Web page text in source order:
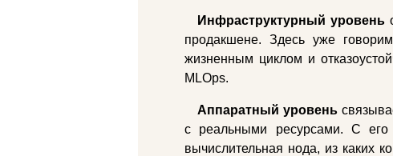
Инфраструктурный уровень
продакшене. Здесь уже
жизненным циклом и
MLOps.
Аппаратный уровень
с реальными ресурсами. С
вычислительная нода, из каких